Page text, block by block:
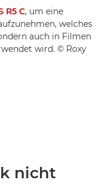
R5 C, um eine
welches
auch in Filmen
wird. © Roxy
nicht